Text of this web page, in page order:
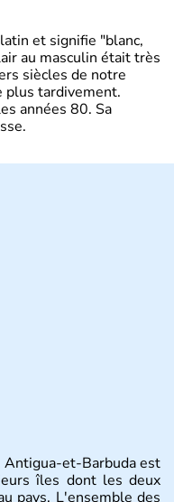
et signifie "blanc,
au masculin était très
siècles de notre
plus tardivement.
années 80. Sa
et-Barbuda est
îles dont les deux
pays. L'ensemble des